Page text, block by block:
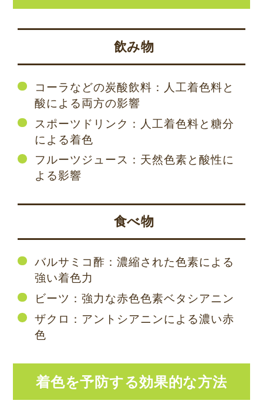
飲み物
コーラなどの炭酸飲料：人工着色料と
酸による両方の影響
スポーツドリンク：人工着色料と糖分
による着色
フルーツジュース：天然色素と酸性に
よる影響
食べ物
バルサミコ酢：濃縮された色素による
強い着色力
ビーツ：強力な赤色色素ベタシアニン
ザクロ：アントシアニンによる濃い赤
色
着色を予防する効果的な方法